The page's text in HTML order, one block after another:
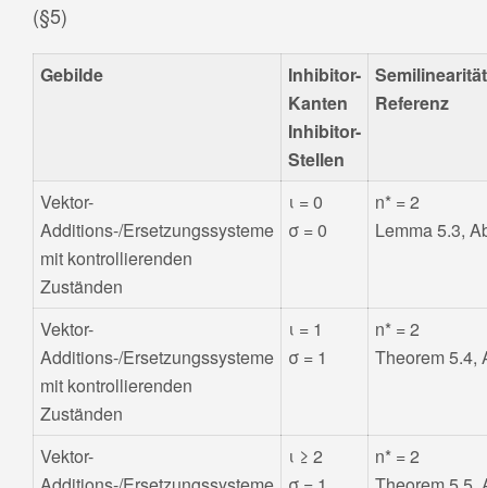
(§5)
Gebilde
Inhibitor-
Kanten
Inhibitor-
Stellen
Referenz
Vektor-
Additions-/Ersetzungssysteme
mit kontrollierenden
Zuständen
ι = 0
σ = 0
n* = 2
Lemma 5.3,
Vektor-
Additions-/Ersetzungssysteme
mit kontrollierenden
Zuständen
ι = 1
σ = 1
n* = 2
Theorem 5.4,
Vektor-
ι ≥ 2
n* = 2